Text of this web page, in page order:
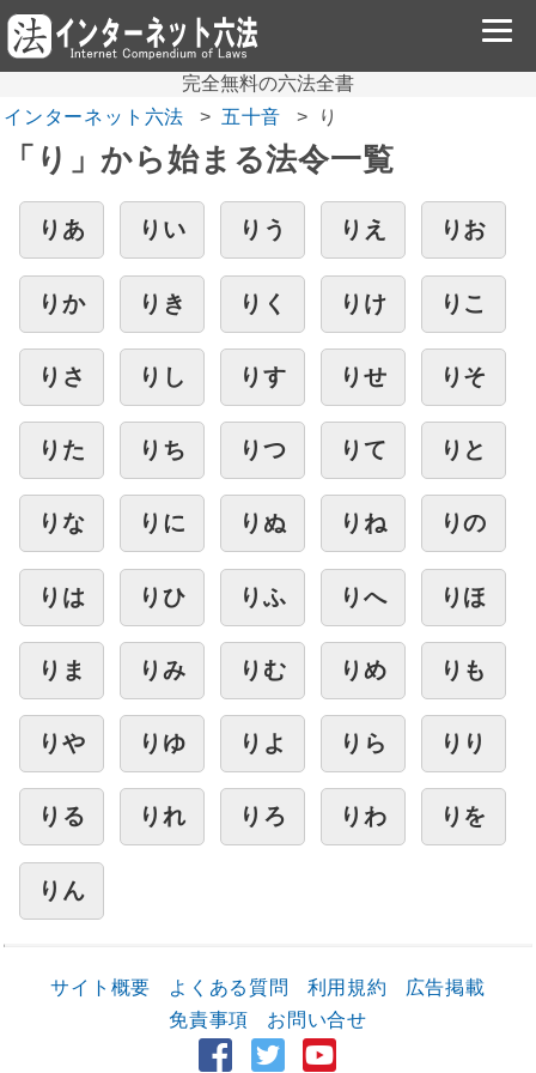
完全無料の六法全書
インターネット六法
五十音 り
「り」から始まる法令一覧
りあ りい りう りえ りお
りか りき りく りけ りこ
りさ りし りす りせ りそ
りた りち りつ りて りと
りな りに りぬ りね りの
りは りひ りふ りへ りほ
りま りみ りむ りめ りも
りや りゆ りよ りら りり
りる りれ りろ りわ りを
りん
サイト概要 よくある質問 利用規約
広告掲載
免責事項
お問い合せ